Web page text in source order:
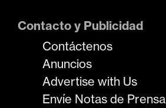
Contacto y Publicidad
Contáctenos
Anuncios
Advertise with Us
Envíe Notas de Prensa